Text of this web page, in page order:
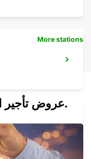
More stations
عروض تأجير السيارات والحافلات اليوم.